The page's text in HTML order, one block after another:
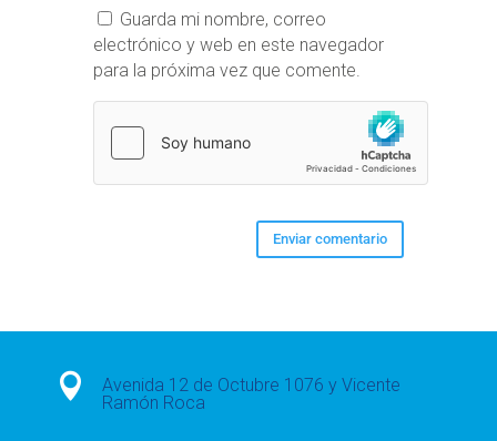
Guarda mi nombre, correo
electrónico y web en este navegador
para la próxima vez que comente.

Avenida 12 de Octubre 1076 y Vicente
Ramón Roca